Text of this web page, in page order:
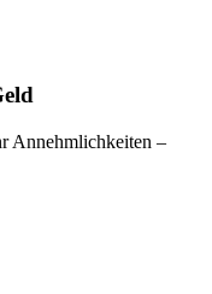
Annehmlichkeiten –